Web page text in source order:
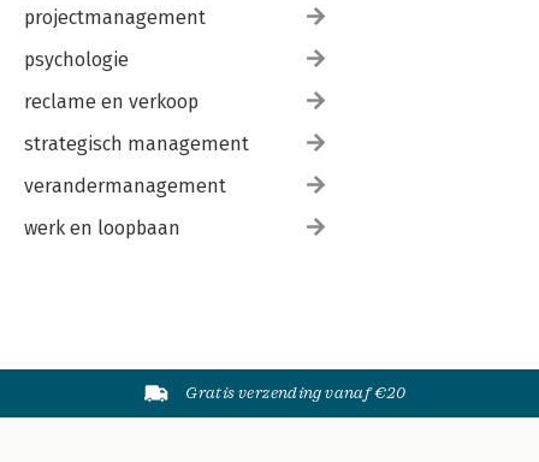
projectmanagement
psychologie
reclame en verkoop
strategisch management
verandermanagement
werk en loopbaan
Gratis verzending vanaf €20